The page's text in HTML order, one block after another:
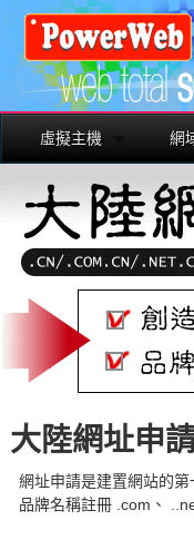
虛擬主機 網
大陸網址申
網址申請是建置網站的
品牌名稱註冊 .com、